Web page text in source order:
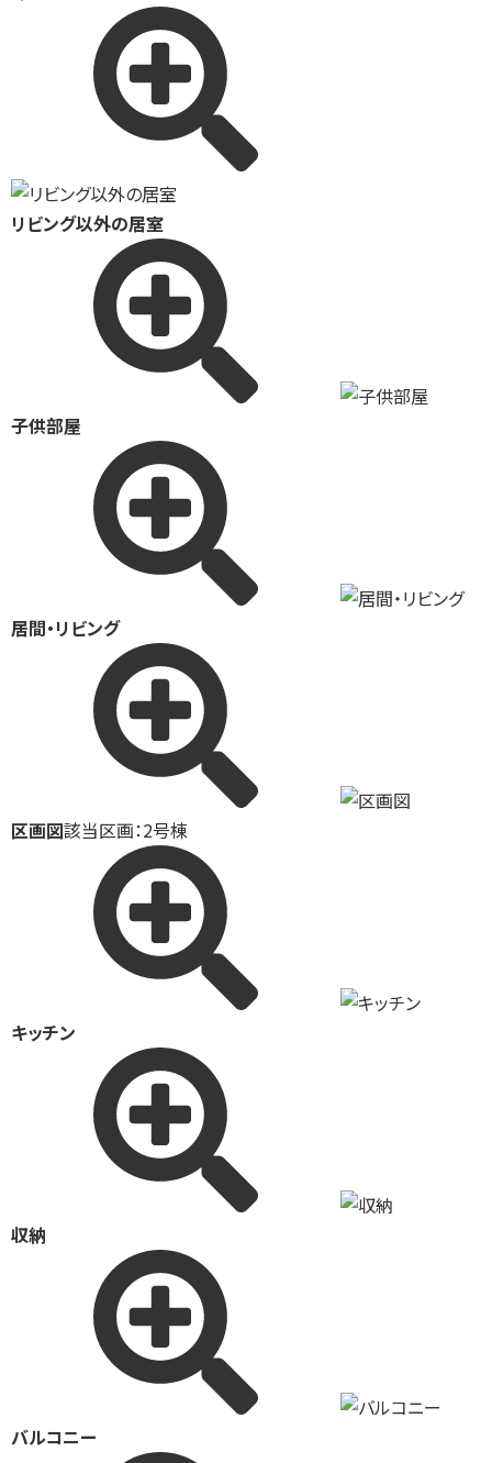
リビング以外の居室
子供部屋
居間・リビング
区画図該当区画：2号棟
キッチン
収納
バルコニー